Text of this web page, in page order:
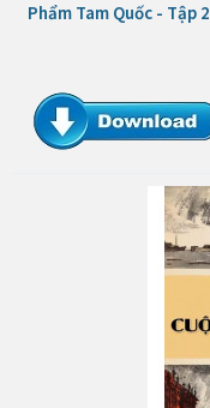
Phẩm Tam Quốc - Tập 2